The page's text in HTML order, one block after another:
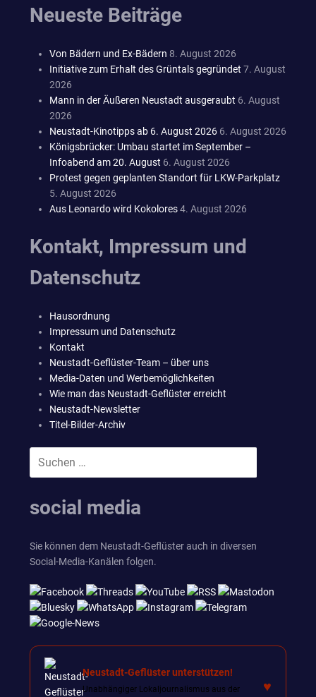
Neueste Beiträge
Von Bädern und Ex-Bädern 8. August 2026
Initiative zum Erhalt des Grüntals gegründet 7. August
2026
Mann in der Äußeren Neustadt ausgeraubt 6. August
2026
Neustadt-Kinotipps ab 6. August 2026 6. August 2026
Königsbrücker: Umbau startet im September –
Infoabend am 20. August 6. August 2026
Protest gegen geplanten Standort für LKW-Parkplatz
5. August 2026
Aus Leonardo wird Kokolores4. August 2026
Kontakt, Impressum und
Datenschutz
Hausordnung
Impressum und Datenschutz
Kontakt
Neustadt-Geflüster-Team – über uns
Media-Daten und Werbemöglichkeiten
Wie man das Neustadt-Geflüster erreicht
Neustadt-Newsletter
Titel-Bilder-Archiv
nach:
social media
Sie können dem Neustadt-Geflüster auch in diversen
Social-Media-Kanälen folgen.
Neustadt-Geflüster unterstützen!
Unabhängiger Lokaljournalismus aus der
♥